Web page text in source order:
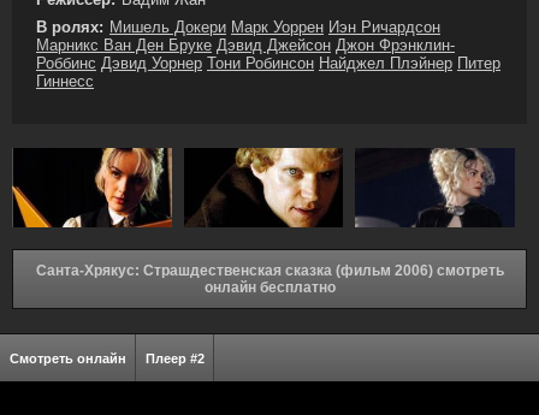
В ролях: Мишель Докери Марк Уоррен Иэн Ричардсон
Марникс Ван Ден Бруке Дэвид Джейсон Джон Фрэнклин-
Роббинс Дэвид Уорнер Тони Робинсон Найджел Плэйнер Питер
Гиннесс
Санта-Хрякус: Страшдественская сказка (фильм 2006) смотреть
онлайн бесплатно
Смотреть онлайн Плеер #2